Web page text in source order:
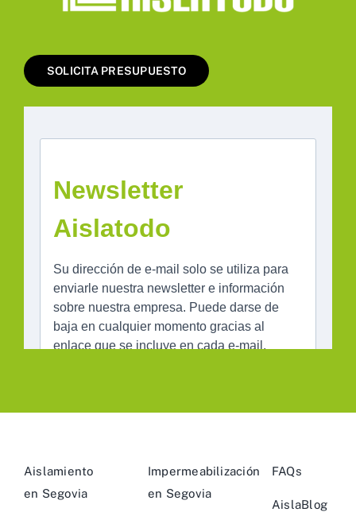
SOLICITA PRESUPUESTO
Aislamiento
en Segovia
Impermeabilización
en Segovia
FAQs
AislaBlog